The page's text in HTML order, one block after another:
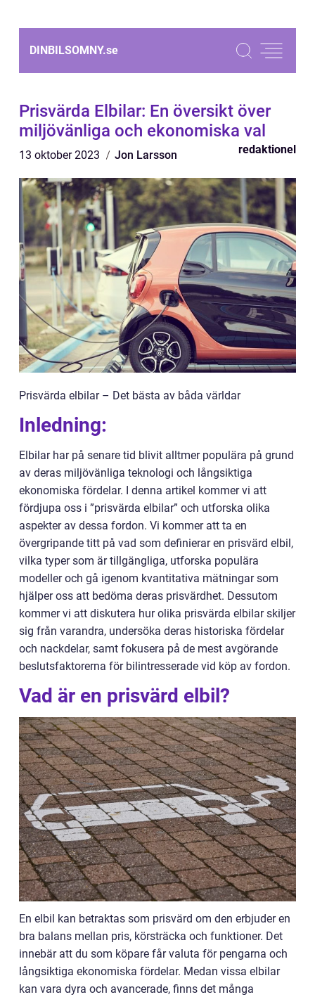
DINBILSOMNY.se
Prisvärda Elbilar: En översikt över
miljövänliga och ekonomiska val
13 oktober 2023 Jon Larsson redaktionel
Prisvärda elbilar – Det bästa av båda världar
Inledning:
Elbilar har på senare tid blivit alltmer populära på grund
av deras miljövänliga teknologi och långsiktiga
ekonomiska fördelar. I denna artikel kommer vi att
fördjupa oss i ”prisvärda elbilar” och utforska olika
aspekter av dessa fordon. Vi kommer att ta en
övergripande titt på vad som definierar en prisvärd elbil,
vilka typer som är tillgängliga, utforska populära
modeller och gå igenom kvantitativa mätningar som
hjälper oss att bedöma deras prisvärdhet. Dessutom
kommer vi att diskutera hur olika prisvärda elbilar skiljer
sig från varandra, undersöka deras historiska fördelar
och nackdelar, samt fokusera på de mest avgörande
beslutsfaktorerna för bilintresserade vid köp av fordon.
Vad är en prisvärd elbil?
En elbil kan betraktas som prisvärd om den erbjuder en
bra balans mellan pris, körsträcka och funktioner. Det
innebär att du som köpare får valuta för pengarna och
långsiktiga ekonomiska fördelar. Medan vissa elbilar
kan vara dyra och avancerade, finns det många